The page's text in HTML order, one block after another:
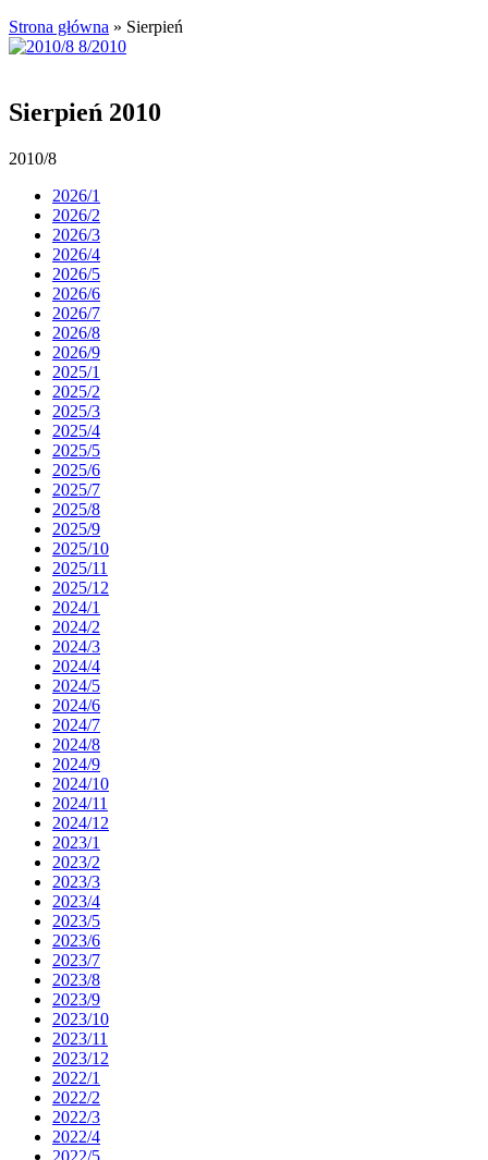
Strona główna » Sierpień
Sierpień 2010
2010/8
2026/1
2026/2
2026/3
2026/4
2026/5
2026/6
2026/7
2026/8
2026/9
2025/1
2025/2
2025/3
2025/4
2025/5
2025/6
2025/7
2025/8
2025/9
2025/10
2025/11
2025/12
2024/1
2024/2
2024/3
2024/4
2024/5
2024/6
2024/7
2024/8
2024/9
2024/10
2024/11
2024/12
2023/1
2023/2
2023/3
2023/4
2023/5
2023/6
2023/7
2023/8
2023/9
2023/10
2023/11
2023/12
2022/1
2022/2
2022/3
2022/4
2022/5